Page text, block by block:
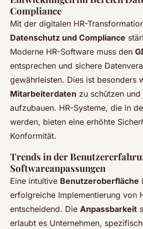
Compliance
Mit der digitalen HR-
Datenschutz und Compliance
Moderne HR-Software muss den
entsprechen und sichere
gewährleisten. Dies ist besonders
Mitarbeiterdaten zu schützen und
aufzubauen. HR-Systeme, die in
werden, bieten eine erhöhte
Konformität.
Trends in der
Softwareanpassungen
Eine intuitive Benutzeroberfläche
erfolgreiche Implementierung von
entscheidend. Die Anpassbarkeit
erlaubt es Unternehmen,